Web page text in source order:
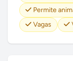
Permite
Vagas